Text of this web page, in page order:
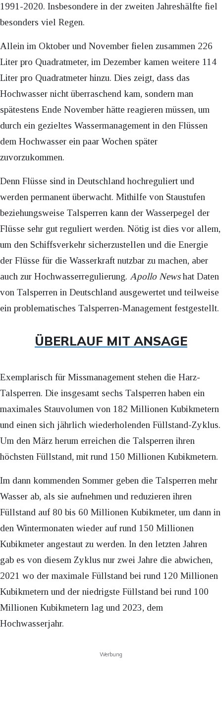
1991-2020. Insbesondere in der zweiten Jahreshälfte fiel
besonders viel Regen.
Allein im Oktober und November fielen zusammen 226
Liter pro Quadratmeter, im Dezember kamen weitere 114
Liter pro Quadratmeter hinzu. Dies zeigt, dass das
Hochwasser nicht überraschend kam, sondern man
spätestens Ende November hätte reagieren müssen, um
durch ein gezieltes Wassermanagement in den Flüssen
dem Hochwasser ein paar Wochen später
zuvorzukommen.
Denn Flüsse sind in Deutschland hochreguliert und
werden permanent überwacht. Mithilfe von Staustufen
beziehungsweise Talsperren kann der Wasserpegel der
Flüsse sehr gut reguliert werden. Nötig ist dies vor allem,
um den Schiffsverkehr sicherzustellen und die Energie
der Flüsse für die Wasserkraft nutzbar zu machen, aber
auch zur Hochwasserregulierung. Apollo Newshat Daten
von Talsperren in Deutschland ausgewertet und teilweise
ein problematisches Talsperren-Management festgestellt.
ÜBERLAUF MIT ANSAGE
Exemplarisch für Missmanagement stehen die Harz-
Talsperren. Die insgesamt sechs Talsperren haben ein
maximales Stauvolumen von 182 Millionen Kubikmetern
und einen sich jährlich wiederholenden Füllstand-Zyklus.
Um den März herum erreichen die Talsperren ihren
höchsten Füllstand, mit rund 150 Millionen Kubikmetern.
Im dann kommenden Sommer geben die Talsperren mehr
Wasser ab, als sie aufnehmen und reduzieren ihren
Füllstand auf 80 bis 60 Millionen Kubikmeter, um dann in
den Wintermonaten wieder auf rund 150 Millionen
Kubikmeter angestaut zu werden. In den letzten Jahren
gab es von diesem Zyklus nur zwei Jahre die abwichen,
2021 wo der maximale Füllstand bei rund 120 Millionen
Kubikmetern und der niedrigste Füllstand bei rund 100
Millionen Kubikmetern lag und 2023, dem
Hochwasserjahr.
Werbung